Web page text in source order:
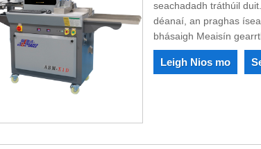
seachadadh tráthúil
déanaí, an praghas
bhásaigh Meaisín
Leigh Nios mo